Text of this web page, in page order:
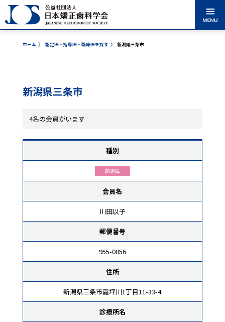
認定医・専門
を探す
市民公開講座
お知らせ
表彰事業
ホーム 》 認定医・指導医・臨床医を探す 》 新潟県三条市
新潟県三条市
4名の会員がいます
種別
認定医
会員名
川田以子
郵便番号
955-0056
住所
新潟県三条市嘉坪川1丁目11-33-4
診療所名